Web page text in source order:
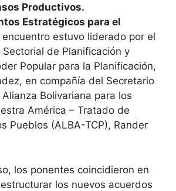
Productivos.
Estratégicos para el
encuentro estuvo liderado por el
de Planificación y
Popular para la Planificación,
en compañía del Secretario
Bolivariana para los
América – Tratado de
Pueblos (ALBA-TCP), Rander
los ponentes coincidieron en
los nuevos acuerdos